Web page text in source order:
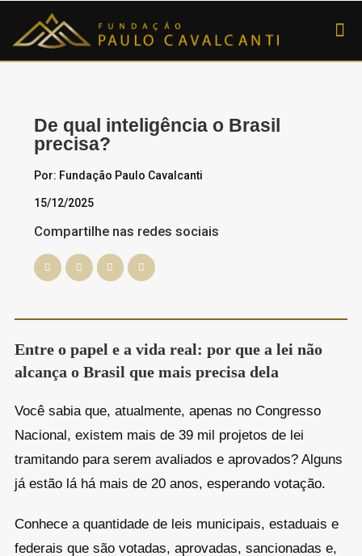
De qual inteligência o Brasil
precisa?
Por: Fundação Paulo Cavalcanti
15/12/2025
Compartilhe nas redes sociais
Entre o papel e a vida real: por que a lei não
alcança o Brasil que mais precisa dela
Você sabia que, atualmente, apenas no Congresso
Nacional, existem mais de 39 mil projetos de lei
tramitando para serem avaliados e aprovados? Alguns
já estão lá há mais de 20 anos, esperando votação.
Conhece a quantidade de leis municipais, estaduais e
federais que são votadas, aprovadas, sancionadas e,